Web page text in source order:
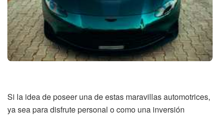
Si la idea de poseer una de estas maravillas automotrices,
ya sea para disfrute personal o como una inversión